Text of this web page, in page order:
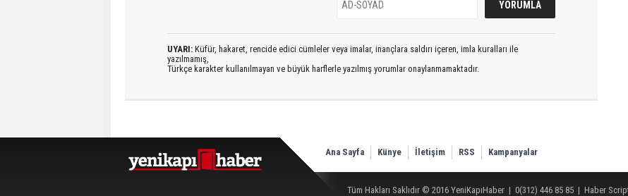
UYARI: Küfür, hakaret, rencide edici cümleler veya imalar, inançlara saldırı içeren, imla kuralları ile
yazılmamış,
Türkçe karakter kullanılmayan ve büyük harflerle yazılmış yorumlar onaylanmamaktadır.
Ana Sayfa Künye İletişim RSS Kampanyalar
Tüm Hakları Saklıdır © 2016 YeniKapıHaber | 0(312) 446 85 85 | Haber